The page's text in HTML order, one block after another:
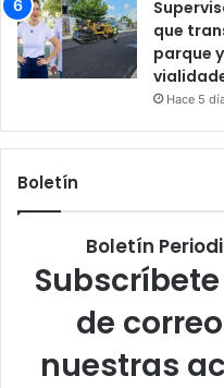
que
parque
Hace 5
Boletín
Boletín
de
nuestras